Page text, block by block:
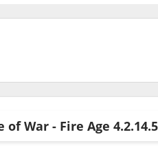
of War - Fire Age